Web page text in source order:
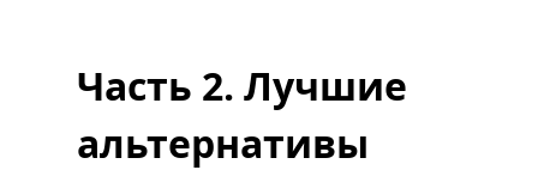
Часть 2. Лучшие
альтернативы